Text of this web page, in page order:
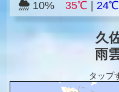
10% 35℃ 24℃
久
雨
タップ